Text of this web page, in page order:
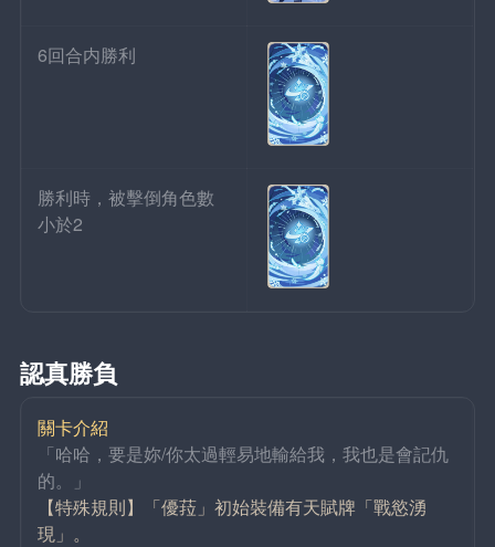
6回合内勝利
勝利時，被擊倒角色數
小於2
認真勝負
關卡介紹
「哈哈，要是妳/你太過輕易地輸給我，我也是會記仇
的。」
【特殊規則】「優菈」初始裝備有天賦牌「戰慾湧
現」。